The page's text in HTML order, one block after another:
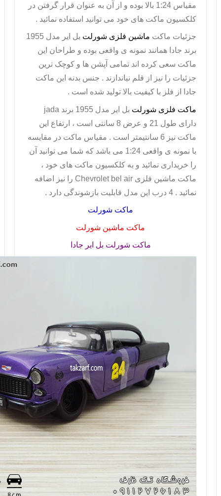
مقیاس 1:24 بالا بوده و از آن به عنوان قرار گرفتن در
کلکسیون ماکت های خود می توانید استفاده نمائید .
جزئیات ماکت ماشین فلزی شورلت
بل ایر مدل 1955
برند جادا همانند نمونه ی واقعی بوده و طراحان این
ماکت سعی کرده اند تمامی آپشن ها و کوچک ترین
جزئیات را نیز از قلم نیاندازند . جنس بدنه این ماکت
جادا
از فلز با کیفیت بالا تولید شده است .
ماکت فلزی شورلت بل ایر مدل 1955 برند
jada
دارای طول 21 و عرض 8 سانتی است ، ارتفاع این
ماکت نیز 6 سانتیمتر است . مقیاس ماکت در مقایسه
با نمونه ی واقعی 1:24 می باشد که شما می توانید آن
را خریداری نمائید و به کلکسیون ماکت های خود ،
ماکت ماشین فلزی Chevrolet bel air را نیز اضافه
نمائید . 4 درب این مدل قابلیت بازشوندگی دارد .
ماکت شورلت
ماکت ماشین شورلت
ماکت شورلت بل ایر جادا